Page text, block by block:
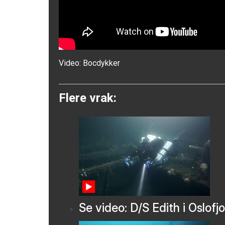
Video: Bocdykker
Flere vrak:
Se video: D/S Edith i